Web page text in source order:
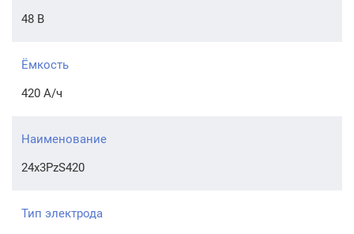
48 В
Ёмкость
420 А/ч
Наименование
24x3PzS420
Тип электрода